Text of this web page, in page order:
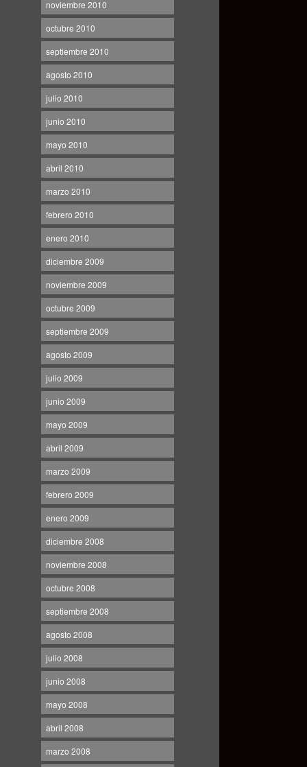
noviembre 2010
octubre 2010
septiembre 2010
agosto 2010
julio 2010
junio 2010
mayo 2010
abril 2010
marzo 2010
febrero 2010
enero 2010
diciembre 2009
noviembre 2009
octubre 2009
septiembre 2009
agosto 2009
julio 2009
junio 2009
mayo 2009
abril 2009
marzo 2009
febrero 2009
enero 2009
diciembre 2008
noviembre 2008
octubre 2008
septiembre 2008
agosto 2008
julio 2008
junio 2008
mayo 2008
abril 2008
marzo 2008